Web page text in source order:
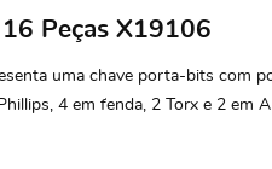
Peças X19106
uma chave porta-bits com
4 em fenda, 2 Torx e 2 em